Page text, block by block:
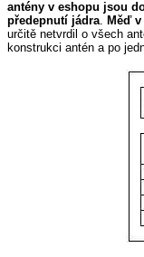
antény v eshopu jsou
předepnutí jádra. Měď
určitě netvrdil o všech
konstrukci antén a po